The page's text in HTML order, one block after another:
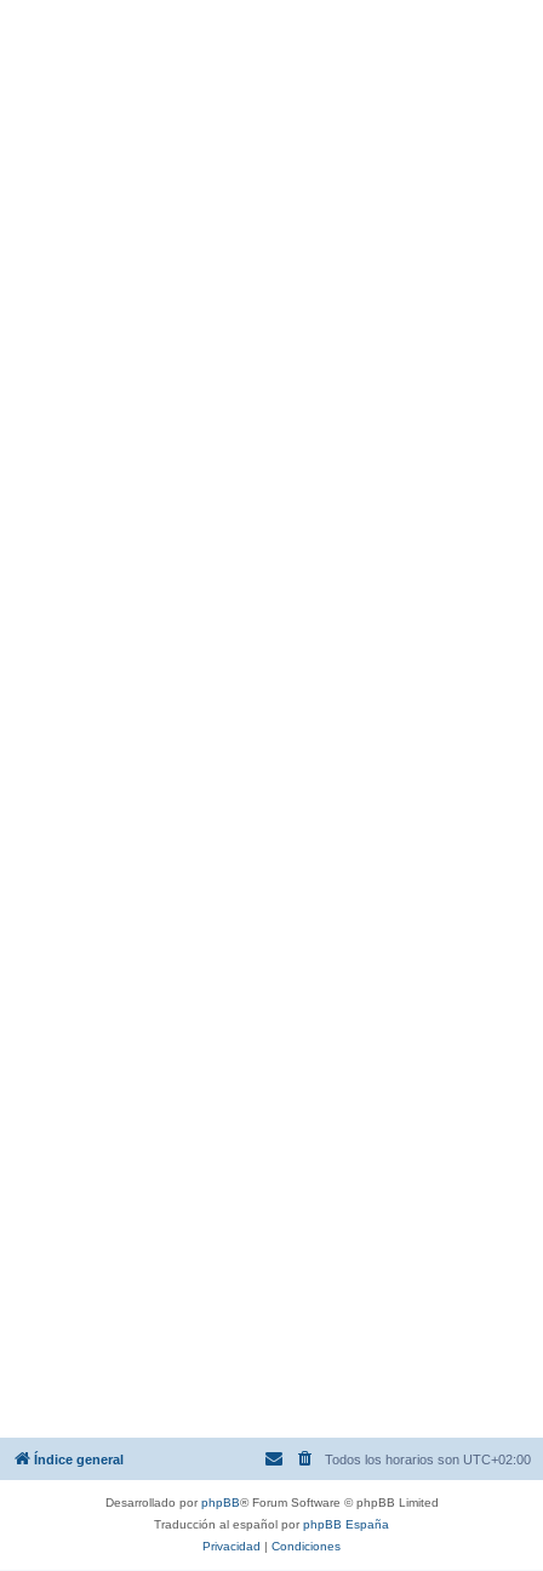
Índice general Todos los horarios son UTC+02:00
Desarrollado porphpBB® Forum Software © phpBB Limited
Traducción al español porphpBB España
Privacidad
Condiciones